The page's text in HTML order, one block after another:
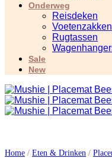
Onderweg
Reisdeken
Voetenzakken
Rugtassen
Sale
New
Home / Eten & Drinken /